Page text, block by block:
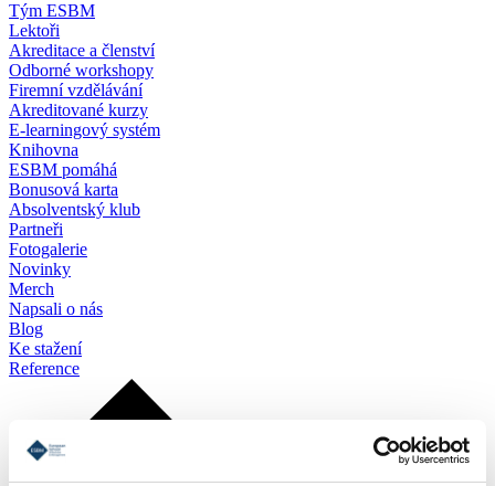
Tým ESBM
Lektoři
Akreditace a členství
Odborné workshopy
Firemní vzdělávání
Akreditované kurzy
E-learningový systém
Knihovna
ESBM pomáhá
Bonusová karta
Absolventský klub
Partneři
Fotogalerie
Novinky
Merch
Napsali o nás
Blog
Ke stažení
Reference